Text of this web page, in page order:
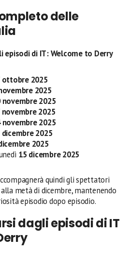
delle
episodi di IT: Welcome to Derry
ottobre 2025
2025
novembre 2025
novembre 2025
novembre 2025
dicembre 2025
2025
15 dicembre 2025
quindi gli spettatori
metà di dicembre, mantenendo
episodio dopo episodio.
dagli episodi di IT